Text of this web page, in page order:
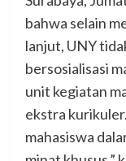
bahwa selain
lanjut, UNY
bersosialisasi
unit kegiatan
ekstra
mahasiswa